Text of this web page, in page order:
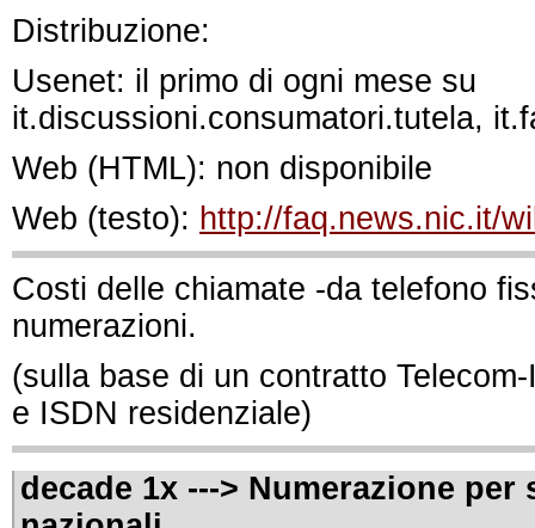
Distribuzione:
Usenet: il primo di ogni mese su
it.discussioni.consumatori.tutela,
Web (HTML): non disponibile
Web (testo): http://faq.news.nic.it/
Costi delle chiamate -da telefono
numerazioni.
(sulla base di un contratto
e ISDN residenziale)
decade 1x ---> Numerazione